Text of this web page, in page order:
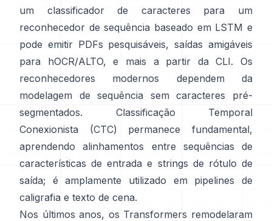
um classificador de caracteres para um
reconhecedor de sequência baseado em LSTM e
pode emitir PDFs pesquisáveis, saídas amigáveis
para hOCR/ALTO, e mais a partir da CLI. Os
reconhecedores modernos dependem da
modelagem de sequência sem caracteres pré-
segmentados.
Classificação Temporal
Conexionista (CTC)
permanece fundamental,
aprendendo alinhamentos entre sequências de
características de entrada e strings de rótulo de
saída; é amplamente utilizado em pipelines de
caligrafia e texto de cena.
Nos últimos anos, os Transformers remodelaram